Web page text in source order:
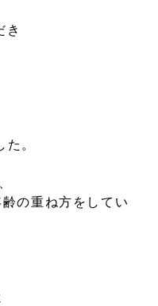
き
。
の重ね方をしてい